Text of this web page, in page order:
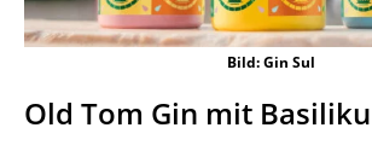
Bild: Gin Sul
Old Tom Gin mit